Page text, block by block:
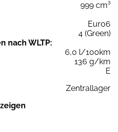
999 cm³
Euro6
4 (Green)
nach WLTP:
6,0 l/100km
136 g/km
E
Zentrallager